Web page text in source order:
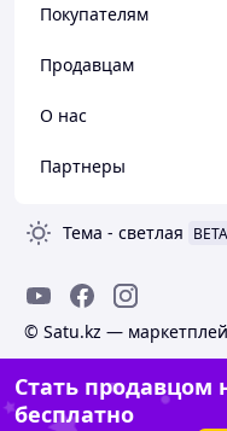
Покупателям
Продавцам
О нас
Партнеры
Тема - светлая BETA
© Satu.kz —
Стать продавцом
бесплатно